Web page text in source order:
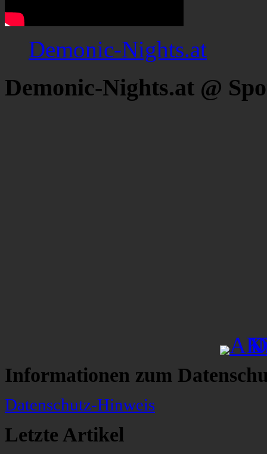
Demonic-Nights.at
Demonic-Nights.at @
Informationen zum
Datenschutz-Hinweis
Letzte Artikel